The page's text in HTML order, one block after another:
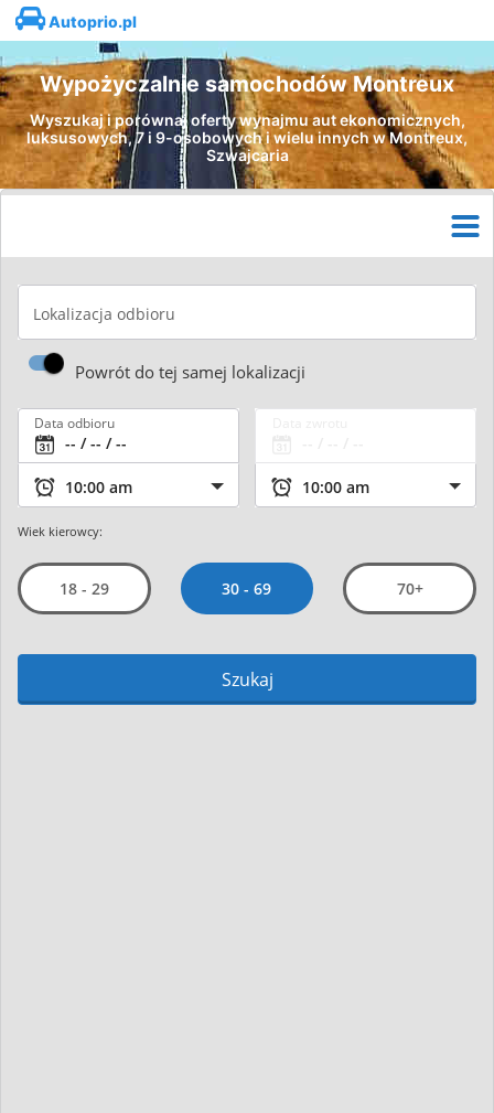
Autoprio.pl
Wypożyczalnie samochodów Montreux
Wyszukaj i porównaj oferty wynajmu aut ekonomicznych,
luksusowych, 7 i 9-osobowych i wielu innych w Montreux,
Szwajcaria
Lokalizacja odbioru
Powrót do tej samej lokalizacji
Data odbioru
Wiek kierowcy:
18 - 29 30 - 69 70+
Szukaj